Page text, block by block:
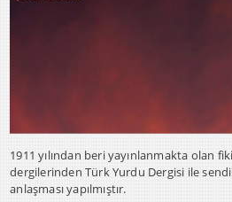
1911 yılından beri yayınlanmakta olan
dergilerinden Türk Yurdu Dergisi ile
anlaşması yapılmıştır.